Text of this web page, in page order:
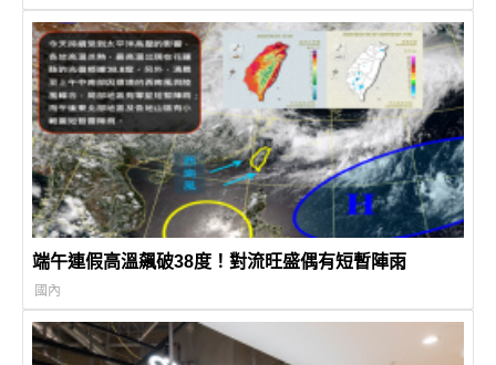
端午連假高溫飆破38度！對流旺盛偶有短暫陣雨
國內